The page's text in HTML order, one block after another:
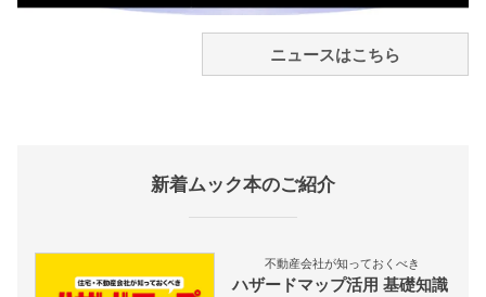
ニュースはこちら
新着ムック本のご紹介
不動産会社が知っておくべき
ハザードマップ活用 基礎知識